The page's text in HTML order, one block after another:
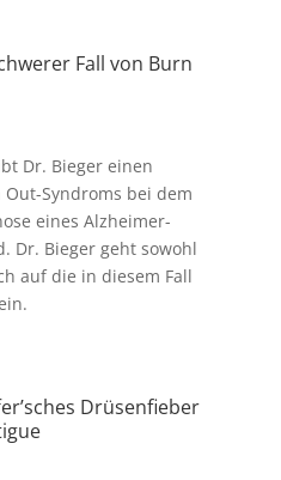
Fall von Burn
Dr. Bieger einen
Syndroms bei dem
eines Alzheimer-
Dr. Bieger geht sowohl
auf die in diesem Fall
Drüsenfieber